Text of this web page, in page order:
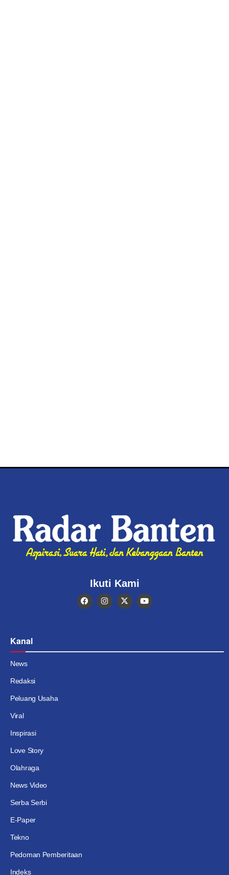
Ikuti Kami
Kanal
News
Redaksi
Peluang Usaha
Viral
Inspirasi
Love Story
Olahraga
News Video
Serba Serbi
E-Paper
Tekno
Pedoman Pemberitaan
Indeks